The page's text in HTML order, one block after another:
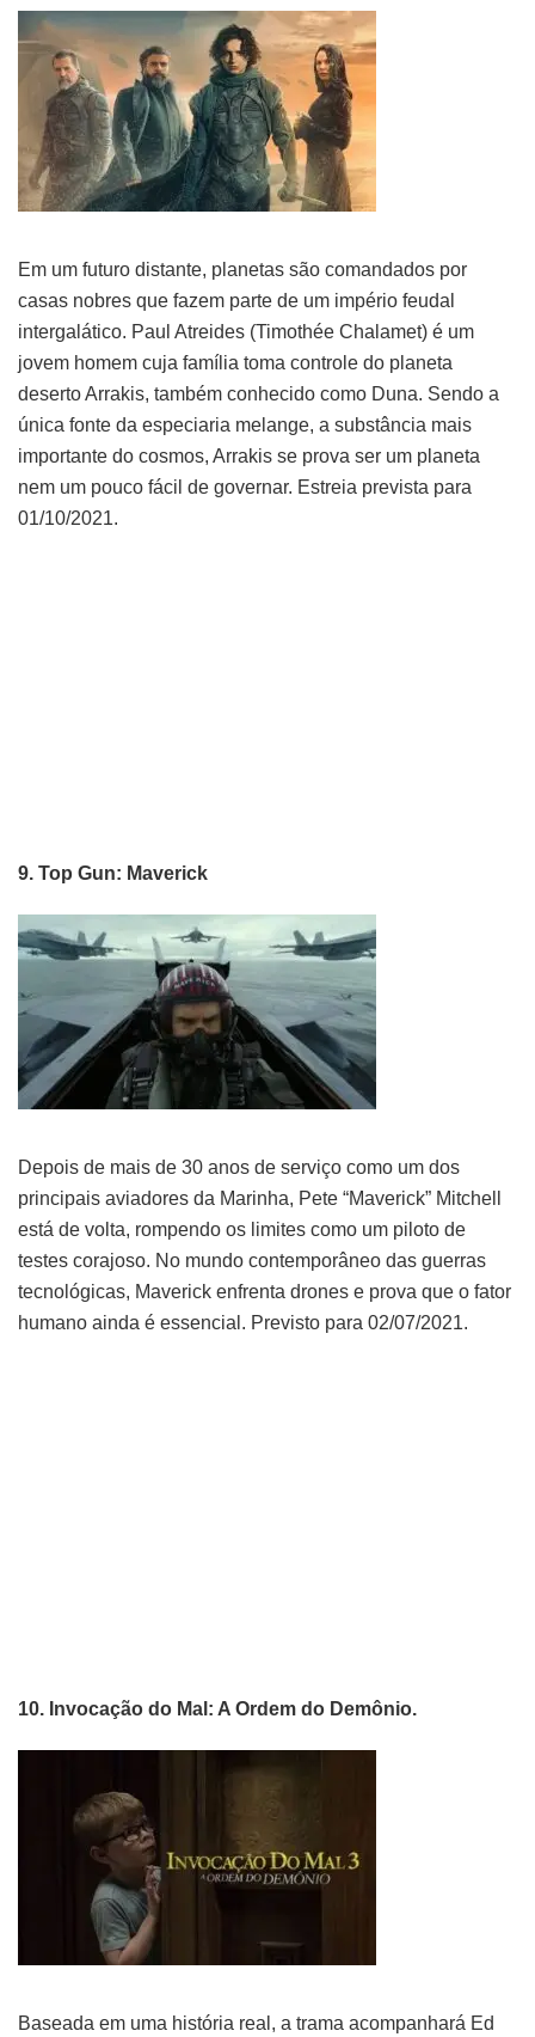
Em um futuro distante, planetas são comandados por
casas nobres que fazem parte de um império feudal
intergalático. Paul Atreides (Timothée Chalamet) é um
jovem homem cuja família toma controle do planeta
deserto Arrakis, também conhecido como Duna. Sendo a
única fonte da especiaria melange, a substância mais
importante do cosmos, Arrakis se prova ser um planeta
nem um pouco fácil de governar. Estreia prevista para
01/10/2021.
9. Top Gun: Maverick
Depois de mais de 30 anos de serviço como um dos
principais aviadores da Marinha, Pete “Maverick” Mitchell
está de volta, rompendo os limites como um piloto de
testes corajoso. No mundo contemporâneo das guerras
tecnológicas, Maverick enfrenta drones e prova que o fator
humano ainda é essencial. Previsto para 02/07/2021.
10. Invocação do Mal: A Ordem do Demônio.
Baseada em uma história real, a trama acompanhará Ed